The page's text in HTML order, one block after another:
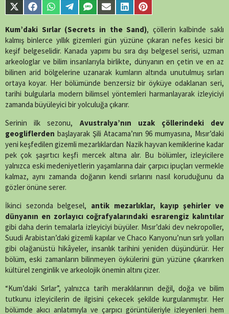
parts/content-
single-tv.phpon
Share
on
(Twitter)
Share
on
Facebook
Share
on
WhatsApp
Share
on
Telegram
Share
on
SMS
Share
on
Email
Share
on
LinkedIn
Share
on
Pinterest
Kum’daki Sırlar (Secrets in the Sand), çöllerin kalbinde saklı
kalmış binlerce yıllık gizemleri gün yüzüne çıkaran nefes kesici bir
keşif belgeselidir. Kanada yapımı bu sıra dışı belgesel serisi, uzman
arkeologlar ve bilim insanlarıyla birlikte, dünyanın en çetin ve en az
bilinen arid bölgelerine uzanarak kumların altında unutulmuş sırları
ortaya koyar. Her bölümünde benzersiz bir öyküye odaklanan seri,
tarihi bulgularla modern bilimsel yöntemleri harmanlayarak izleyiciyi
zamanda büyüleyici bir yolculuğa çıkarır.
Serinin ilk sezonu, Avustralya’nın uzak çöllerindeki dev
geogliflerden başlayarak Şili Atacama’nın 96 mumyasına, Mısır’daki
yeni keşfedilen gizemli mezarlıklardan Nazik hayvan kemiklerine kadar
pek çok şaşırtıcı keşfi mercek altına alır. Bu bölümler, izleyicilere
yalnızca eski medeniyetlerin yaşamlarına dair çarpıcı ipuçları vermekle
kalmaz, aynı zamanda doğanın kendi sırlarını nasıl koruduğunu da
gözler önüne serer.
İkinci sezonda belgesel, antik mezarlıklar, kayıp şehirler ve
dünyanın en zorlayıcı coğrafyalarındaki esrarengiz kalıntılar
gibi daha derin temalarla izleyiciyi büyüler. Mısır’daki dev nekropoller,
Suudi Arabistan’daki gizemli kapılar ve Chaco Kanyonu’nun sırlı yolları
gibi olağanüstü hikâyeler, insanlık tarihini yeniden düşündürür. Her
bölüm, eski zamanların bilinmeyen öykülerini gün yüzüne çıkarırken
kültürel zenginlik ve arkeolojik önemin altını çizer.
“Kum’daki Sırlar”, yalnızca tarih meraklılarının değil, doğa ve bilim
tutkunu izleyicilerin de ilgisini çekecek şekilde kurgulanmıştır. Her
bölümde akıcı anlatımıyla ve çarpıcı görüntüleriyle izleyenleri hem